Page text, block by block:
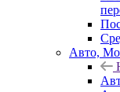
Авто,